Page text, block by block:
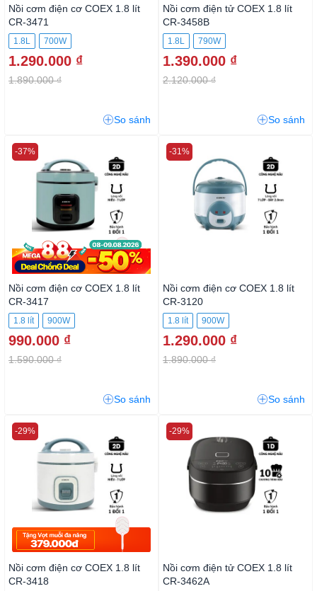
Nồi cơm điện cơ COEX 1.8 lít
CR-3471
1.8L 700W
1.290.000 ₫
1.890.000 ₫
So sánh
Nồi cơm điện tử COEX 1.8 lít
CR-3458B
1.8L 790W
1.390.000 ₫
2.120.000 ₫
So sánh
Nồi cơm điện cơ COEX 1.8 lít
CR-3417
1.8 lít 900W
990.000 ₫
1.590.000 ₫
-37%
So sánh
Nồi cơm điện cơ COEX 1.8 lít
CR-3120
1.8 lít 900W
1.290.000 ₫
1.890.000 ₫
-31%
So sánh
Nồi cơm điện cơ COEX 1.8 lít
CR-3418
-29%
Nồi cơm điện tử COEX 1.8 lít
CR-3462A
-29%